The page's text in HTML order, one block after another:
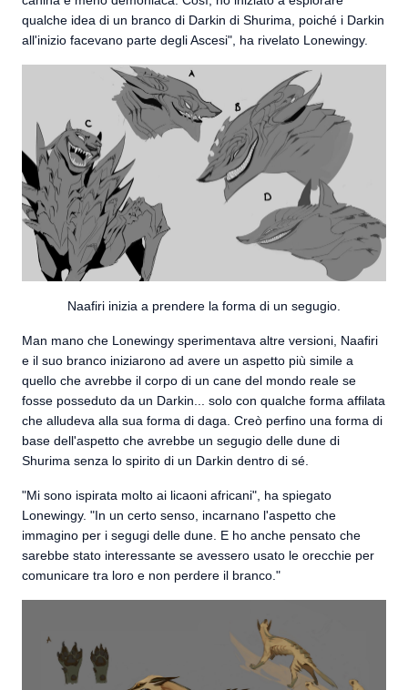
qualche idea di un branco di Darkin di Shurima, poiché i Darkin
all'inizio facevano parte degli Ascesi", ha rivelato Lonewingy.
Naafiri inizia a prendere la forma di un segugio.
Man mano che Lonewingy sperimentava altre versioni, Naafiri
e il suo branco iniziarono ad avere un aspetto più simile a
quello che avrebbe il corpo di un cane del mondo reale se
fosse posseduto da un Darkin... solo con qualche forma affilata
che alludeva alla sua forma di daga. Creò perfino una forma di
base dell'aspetto che avrebbe un segugio delle dune di
Shurima senza lo spirito di un Darkin dentro di sé.
"Mi sono ispirata molto ai licaoni africani", ha spiegato
Lonewingy. "In un certo senso, incarnano l'aspetto che
immagino per i segugi delle dune. E ho anche pensato che
sarebbe stato interessante se avessero usato le orecchie per
comunicare tra loro e non perdere il branco."